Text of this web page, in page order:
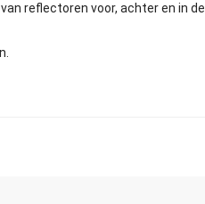
reflectoren voor, achter en in de